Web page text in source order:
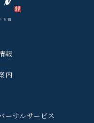
報
内
ーサルサービス